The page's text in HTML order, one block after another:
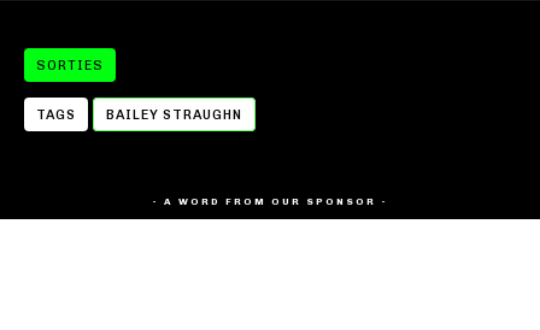
SORTIES
TAGS BAILEY STRAUGHN
- A WORD FROM OUR SPONSOR -